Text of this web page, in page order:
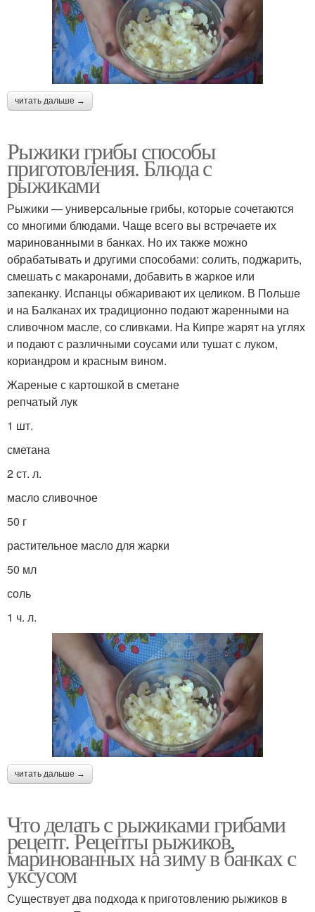
читать дальше →
Рыжики грибы способы
приготовления. Блюда с
рыжиками
Рыжики — универсальные грибы, которые сочетаются
со многими блюдами. Чаще всего вы встречаете их
маринованными в банках. Но их также можно
обрабатывать и другими способами: солить, поджарить,
смешать с макаронами, добавить в жаркое или
запеканку. Испанцы обжаривают их целиком. В Польше
и на Балканах их традиционно подают жаренными на
сливочном масле, со сливками. На Кипре жарят на углях
и подают с различными соусами или тушат с луком,
кориандром и красным вином.
Жареные с картошкой в сметане
репчатый лук
1 шт.
сметана
2 ст. л.
масло сливочное
50 г
растительное масло для жарки
50 мл
соль
1 ч. л.
читать дальше →
Что делать с рыжиками грибами
рецепт. Рецепты рыжиков,
маринованных на зиму в банках с
уксусом
Существует два подхода к приготовлению рыжиков в